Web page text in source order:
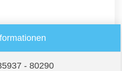
- 80290